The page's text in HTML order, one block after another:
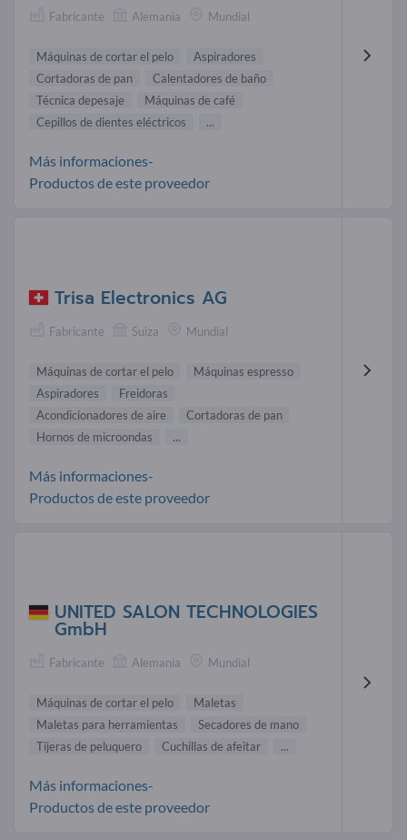
Fabricante Alemania Mundial
Máquinas de cortar el pelo
Aspiradores
Cortadoras de pan
Calentadores de baño
Técnica depesaje
Máquinas de café
Cepillos de dientes eléctricos
...
Más informaciones-
Productos de este proveedor
Trisa Electronics AG
Fabricante Suiza Mundial
Máquinas de cortar el pelo
Máquinas espresso
Aspiradores
Freidoras
Acondicionadores de aire
Cortadoras de pan
Hornos de microondas
...
Más informaciones-
Productos de este proveedor
UNITED SALON TECHNOLOGIES
GmbH
Fabricante Alemania Mundial
Máquinas de cortar el pelo
Maletas
Maletas para herramientas
Secadores de mano
Tijeras de peluquero
Cuchillas de afeitar ...
Más informaciones-
Productos de este proveedor